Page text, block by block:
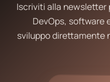
Iscriviti alla
DevOps, software
sviluppo direttamente